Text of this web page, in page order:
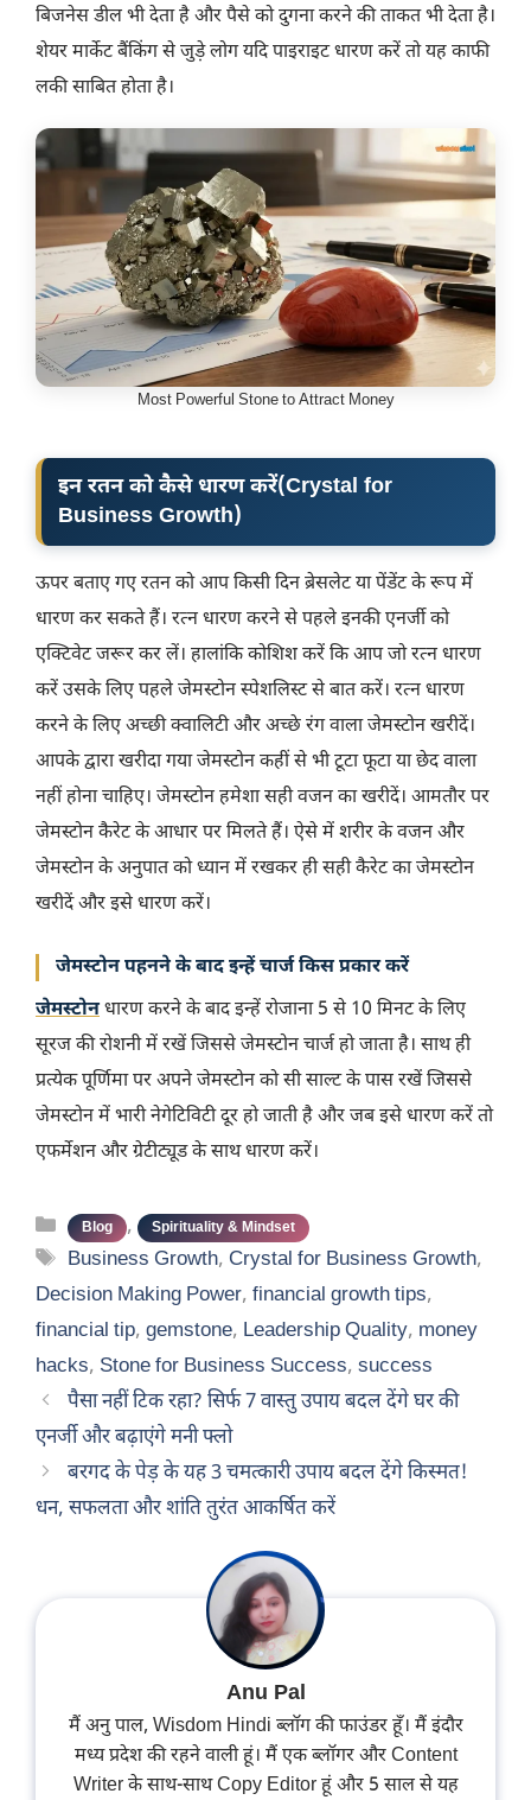
बिजनेस डील भी देता है और पैसे को दुगना करने की ताकत भी देता है।
शेयर मार्केट बैंकिंग से जुड़े लोग यदि पाइराइट धारण करें तो यह काफी
लकी साबित होता है।
Most Powerful Stone to Attract Money
इन रतन को कैसे धारण करें(Crystal for
Business Growth)
ऊपर बताए गए रतन को आप किसी दिन ब्रेसलेट या पेंडेंट के रूप में
धारण कर सकते हैं। रत्न धारण करने से पहले इनकी एनर्जी को
एक्टिवेट जरूर कर लें। हालांकि कोशिश करें कि आप जो रत्न धारण
करें उसके लिए पहले जेमस्टोन स्पेशलिस्ट से बात करें। रत्न धारण
करने के लिए अच्छी क्वालिटी और अच्छे रंग वाला जेमस्टोन खरीदें।
आपके द्वारा खरीदा गया जेमस्टोन कहीं से भी टूटा फूटा या छेद वाला
नहीं होना चाहिए। जेमस्टोन हमेशा सही वजन का खरीदें। आमतौर पर
जेमस्टोन कैरेट के आधार पर मिलते हैं। ऐसे में शरीर के वजन और
जेमस्टोन के अनुपात को ध्यान में रखकर ही सही कैरेट का जेमस्टोन
खरीदें और इसे धारण करें।
जेमस्टोन पहनने के बाद इन्हें चार्ज किस प्रकार करें
जेमस्टोनधारण करने के बाद इन्हें रोजाना 5 से 10 मिनट के लिए
सूरज की रोशनी में रखें जिससे जेमस्टोन चार्ज हो जाता है। साथ ही
प्रत्येक पूर्णिमा पर अपने जेमस्टोन को सी साल्ट के पास रखें जिससे
जेमस्टोन में भारी नेगेटिविटी दूर हो जाती है और जब इसे धारण करें तो
एफर्मेशन और ग्रेटीट्यूड के साथ धारण करें।
Categories
Blog , Spirituality & Mindset
Tags
Business Growth, Crystal for Business Growth,
Decision Making Power, financial growth tips,
financial tip, gemstone, Leadership Quality, money
hacks, Stone for Business Success, success
पैसा नहीं टिक रहा? सिर्फ 7 वास्तु उपाय बदल देंगे घर की
एनर्जी और बढ़ाएंगे मनी फ्लो
बरगद के पेड़ के यह 3 चमत्कारी उपाय बदल देंगे किस्मत!
धन, सफलता और शांति तुरंत आकर्षित करें
Anu Pal
मैं अनु पाल, Wisdom Hindi ब्लॉग की फाउंडर हूँ। मैं इंदौर
मध्य प्रदेश की रहने वाली हूं। मैं एक ब्लॉगर और Content
Writer के साथ-साथ Copy Editor हूं और 5 साल से यह